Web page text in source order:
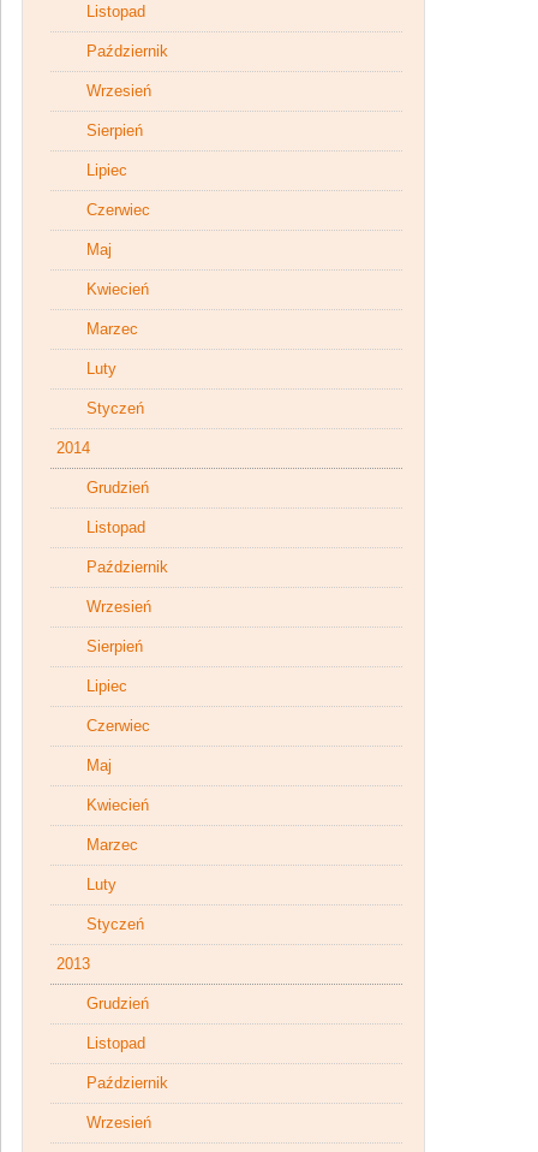
Listopad
Październik
Wrzesień
Sierpień
Lipiec
Czerwiec
Maj
Kwiecień
Marzec
Luty
Styczeń
2014
Grudzień
Listopad
Październik
Wrzesień
Sierpień
Lipiec
Czerwiec
Maj
Kwiecień
Marzec
Luty
Styczeń
2013
Grudzień
Listopad
Październik
Wrzesień